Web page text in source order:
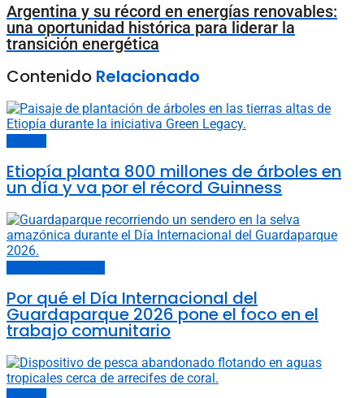
Argentina y su récord en energías renovables:
una oportunidad histórica para liderar la
transición energética
Contenido Relacionado
Etiopía planta 800 millones de árboles en
un día y va por el récord Guinness
Por qué el Día Internacional del
Guardaparque 2026 pone el foco en el
trabajo comunitario